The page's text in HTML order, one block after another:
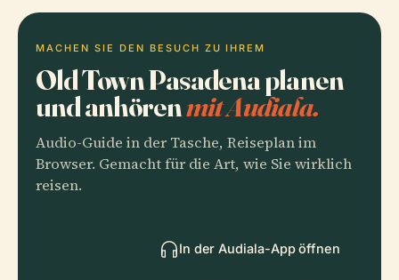
MACHEN SIE DEN BESUCH ZU IHREM
Old Town Pasadena planen
und anhörenmit Audiala.
Audio-Guide in der Tasche, Reiseplan im
Browser. Gemacht für die Art, wie Sie wirklich
reisen.
In der Audiala-App öffnen